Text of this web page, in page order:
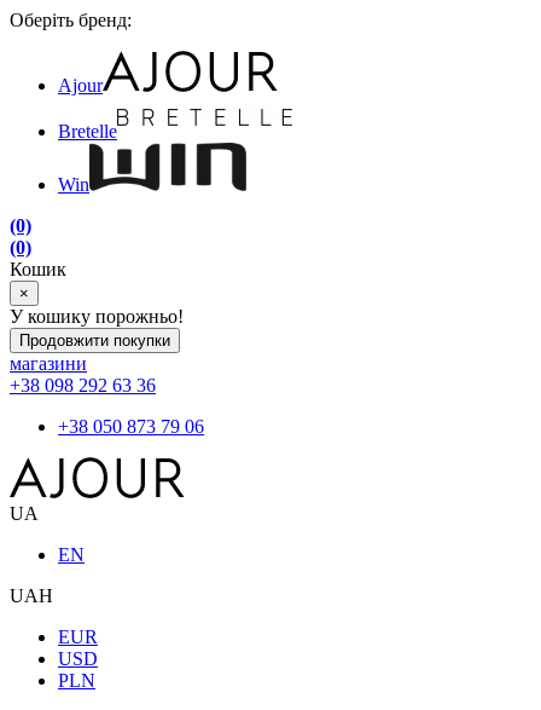
Оберіть бренд:
Ajour
Bretelle
Win
(0)
(0)
Кошик
×
У кошику порожньо!
Продовжити покупки
магазини
+38 098 292 63 36
+38 050 873 79 06
UA
EN
UAH
EUR
USD
PLN